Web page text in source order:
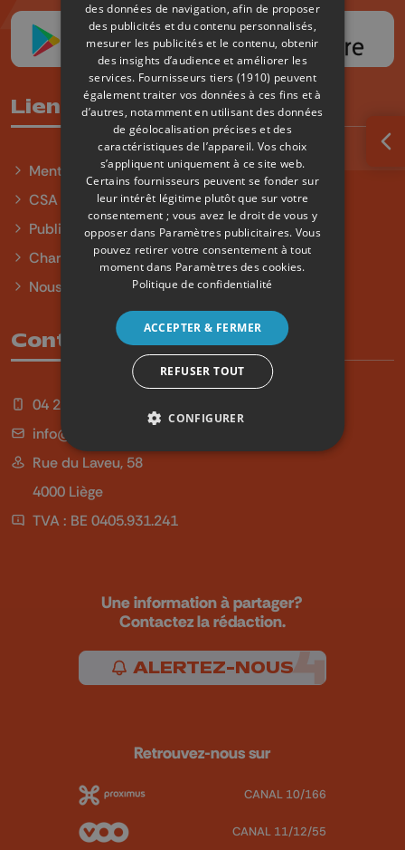
Liens utiles
Mentions légales
CSA
Publicité
Charte sur l'égalité et la diversité
Nous contacter
Contact
04 254 99 99
info@qu4tre.be
Rue du Laveu, 58
4000 Liège
TVA : BE 0405.931.241
Une information à partager?
Contactez la rédaction.
ALERTEZ-NOUS
Retrouvez-nous sur
CANAL 10/166
CANAL 11/12/55
des données de navigation, afin de proposer
des publicités et du contenu personnalisés,
mesurer les publicités et le contenu, obtenir
des insights d’audience et améliorer les
services. Fournisseurs tiers (1910) peuvent
également traiter vos données à ces fins et à
d’autres, notamment en utilisant des données
de géolocalisation précises et des
caractéristiques de l’appareil. Vos choix
s’appliquent uniquement à ce site web.
Certains fournisseurs peuvent se fonder sur
leur intérêt légitime plutôt que sur votre
consentement ; vous avez le droit de vous y
opposer dans Paramètres publicitaires. Vous
pouvez retirer votre consentement à tout
moment dans Paramètres des cookies.
Politique de confidentialité
ACCEPTER & FERMER
REFUSER TOUT
CONFIGURER